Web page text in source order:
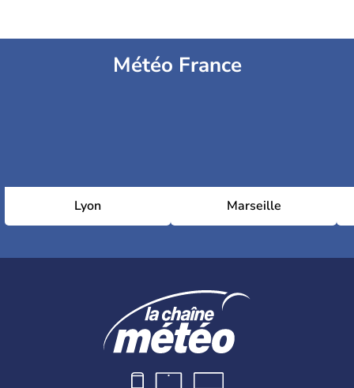
Météo France
Lyon Marseille